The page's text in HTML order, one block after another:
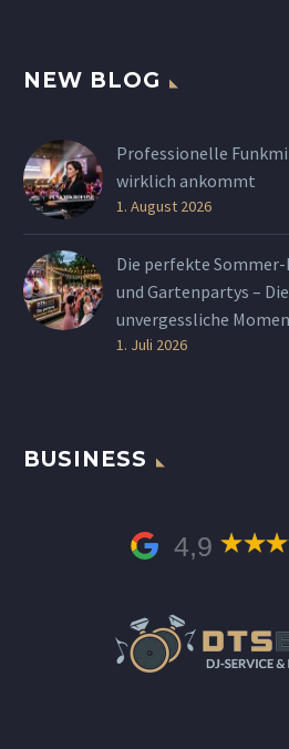
NEW BLOG
Professionelle
wirklich ankommt
1. August 2026
Die perfekte
und Gartenpartys –
unvergessliche
1. Juli 2026
BUSINESS
4,9